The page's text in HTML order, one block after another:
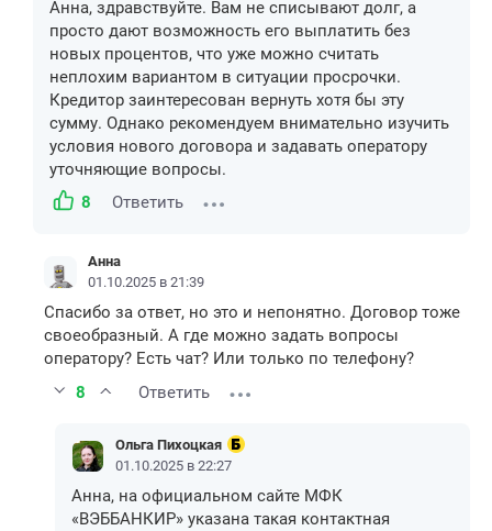
Анна, здравствуйте. Вам не списывают долг, а
просто дают возможность его выплатить без
новых процентов, что уже можно считать
неплохим вариантом в ситуации просрочки.
Кредитор заинтересован вернуть хотя бы эту
сумму. Однако рекомендуем внимательно изучить
условия нового договора и задавать оператору
уточняющие вопросы.
8
Ответить
Анна
01.10.2025 в 21:39
Спасибо за ответ, но это и непонятно. Договор тоже
своеобразный. А где можно задать вопросы
оператору? Есть чат? Или только по телефону?
8
Ответить
Ольга Пихоцкая
01.10.2025 в 22:27
Анна, на официальном сайте МФК
«ВЭББАНКИР» указана такая контактная